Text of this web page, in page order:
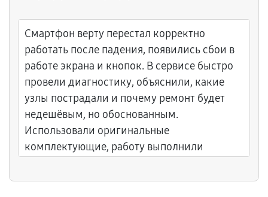
функциональности. Результат приятно
удивил — видно, что специалисты
действительно разбираются в таких
устройствах и работают аккуратно.
Смартфон верту перестал корректно
работать после падения, появились сбои в
работе экрана и кнопок. В сервисе быстро
провели диагностику, объяснили, какие
узлы пострадали и почему ремонт будет
недешёвым, но обоснованным.
Использовали оригинальные
комплектующие, работу выполнили